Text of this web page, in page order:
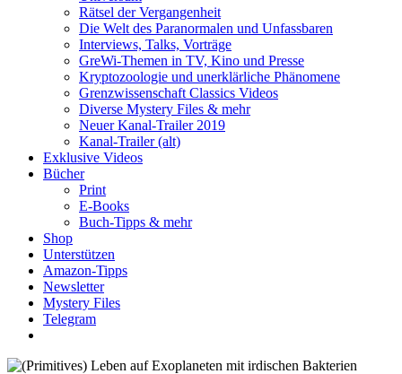
Rätsel der Vergangenheit
Die Welt des Paranormalen und Unfassbaren
Interviews, Talks, Vorträge
GreWi-Themen in TV, Kino und Presse
Kryptozoologie und unerklärliche Phänomene
Grenzwissenschaft Classics Videos
Diverse Mystery Files & mehr
Neuer Kanal-Trailer 2019
Kanal-Trailer (alt)
Exklusive Videos
Bücher
Print
E-Books
Buch-Tipps & mehr
Shop
Unterstützen
Amazon-Tipps
Newsletter
Mystery Files
Telegram